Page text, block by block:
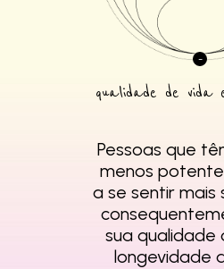
qualidade de vida
Pessoas que
menos
a se sentir mais
sua qualidade
longevidade